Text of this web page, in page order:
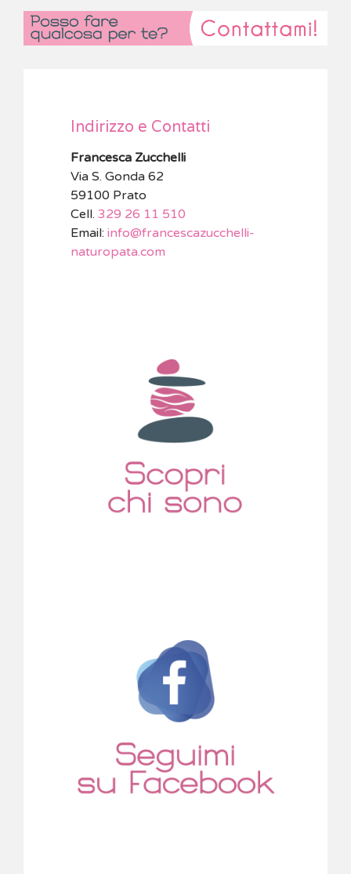
Indirizzo e Contatti
Francesca Zucchelli
Via S. Gonda 62
59100 Prato
Cell. 329 26 11 510
Email: info@francescazucchelli-
naturopata.com